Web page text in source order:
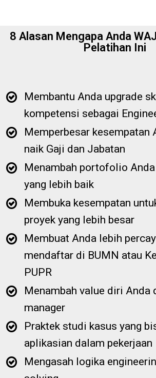
8 Alasan Mengapa Anda
Pelatihan Ini
Membantu Anda upgrade
kompetensi sebagai
Memperbesar kesempatan
naik Gaji dan Jabatan
Menambah portofolio
yang lebih baik
Membuka kesempatan
proyek yang lebih besar
Membuat Anda lebih
mendaftar di BUMN atau
PUPR
Menambah value diri Anda
manager
Praktek studi kasus yang
aplikasian dalam pekerjaan
Mengasah logika